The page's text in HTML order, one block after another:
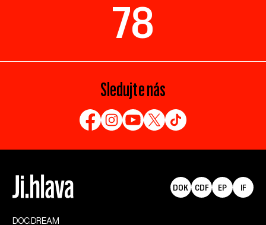
78
Sledujte nás
DOC.DREAM​
DOK CDF EP IF